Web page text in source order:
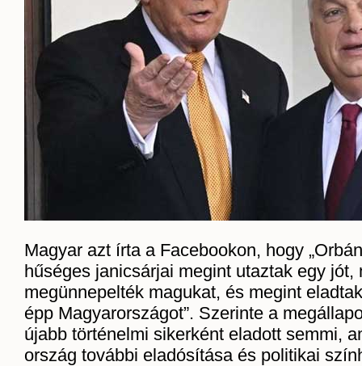
Magyar azt írta a Facebookon, hogy
hűséges janicsárjai megint utaztak egy jót,
megünnepelték magukat, és megint
épp Magyarországot”. Szerinte a
újabb történelmi sikerként eladott semmi,
ország további eladósítása és politikai